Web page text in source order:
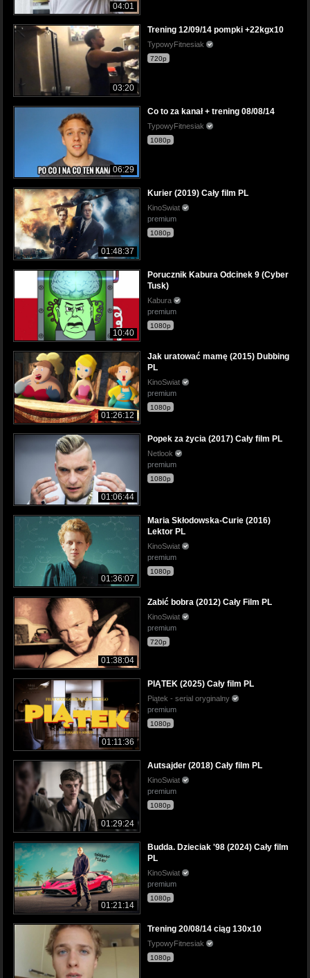
04:01
03:20
Trening 12/09/14 pompki +22kgx10
TypowyFitnesiak
720p
06:29
Co to za kanał + trening 08/08/14
TypowyFitnesiak
1080p
01:48:37
Kurier (2019) Cały film PL
KinoSwiat
premium
1080p
10:40
Porucznik Kabura Odcinek 9 (Cyber
Tusk)
Kabura
premium
1080p
01:26:12
Jak uratować mamę (2015) Dubbing
PL
KinoSwiat
premium
1080p
01:06:44
Popek za życia (2017) Cały film PL
Netlook
premium
1080p
01:36:07
Maria Skłodowska-Curie (2016)
Lektor PL
KinoSwiat
premium
1080p
01:38:04
Zabić bobra (2012) Cały Film PL
KinoSwiat
premium
720p
01:11:36
PIĄTEK (2025) Cały film PL
Piątek - serial oryginalny
premium
1080p
01:29:24
Autsajder (2018) Cały film PL
KinoSwiat
premium
1080p
01:21:14
Budda. Dzieciak '98 (2024) Cały film
PL
KinoSwiat
premium
1080p
Trening 20/08/14 ciąg 130x10
TypowyFitnesiak
1080p